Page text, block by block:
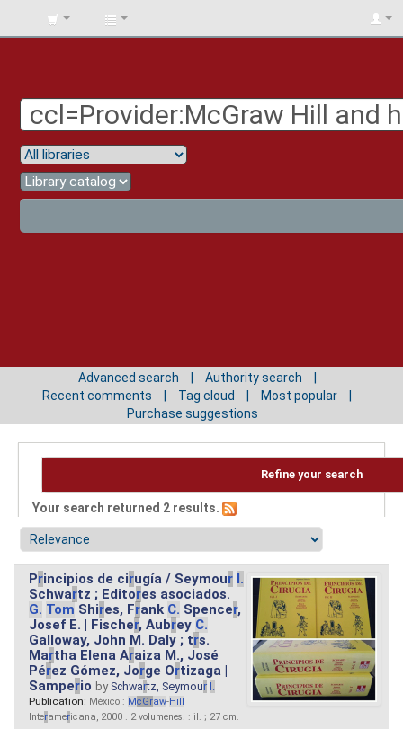
BIBLIOTECA
Advanced search
Authority search
Recent comments
Tag cloud
Most popular
Purchase suggestions
Refine your search
Your search returned 2 results.
Principios de cirugía / Seymour I.
Schwartz ; Editores asociados.
G. Tom Shires, Frank C. Spencer,
Josef E. | Fischer, Aubrey C.
Galloway, John M. Daly ; trs.
Martha Elena Araiza M., José
Pérez Gómez, Jorge Ortizaga |
Samperio by Schwartz, Seymour I.
Publication: México : McGraw-Hill
Interamericana, 2000 . 2 volumenes. : il. ; 27 cm.